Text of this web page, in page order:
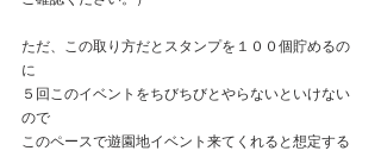
ただ、この取り方だとスタンプを１００個貯めるの
に
５回このイベントをちびちびとやらないといけない
ので
このペースで遊園地イベント来てくれると想定する